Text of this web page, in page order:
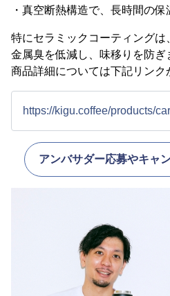
・真空断熱構造で、長時間の保
特にセラミックコーティング
金属臭を低減し、味移りを防ぎ
商品詳細については下記リンク
https://kigu.coffee/products/
アンバサダー応募やキャ